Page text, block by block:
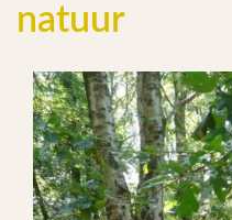
Testimonials
Over Mij
natuur